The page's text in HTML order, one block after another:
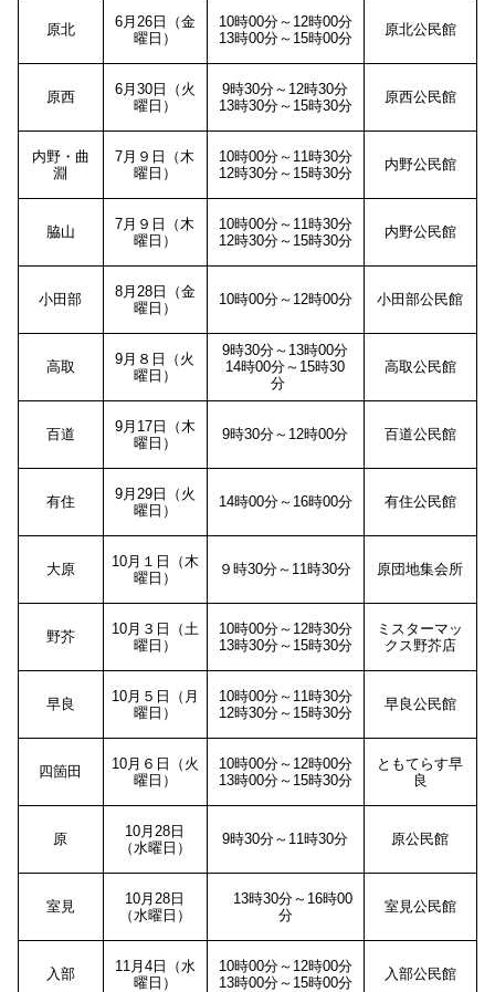
原北
6月26日（金
曜日）
10時00分～12時00分
13時00分～15時00分
原北公民館
原西
6月30日（火
曜日）
9時30分～12時30分
13時30分～15時30分
原西公民館
内野・曲
淵
7月９日（木
曜日）
10時00分～11時30分
12時30分～15時30分
内野公民館
脇山
7月９日（木
曜日）
10時00分～11時30分
12時30分～15時30分
内野公民館
小田部
8月28日（金
曜日）
10時00分～12時00分 小田部公民館
高取
9月８日（火
曜日）
9時30分～13時00分
14時00分～15時30
分
高取公民館
百道
9月17日（木
曜日）
9時30分～12時00分 百道公民館
有住
9月29日（火
曜日）
14時00分～16時00分 有住公民館
大原
10月１日（木
曜日）
９時30分～11時30分 原団地集会所
野芥
10月３日（土
曜日）
10時00分～12時30分
13時30分～15時30分
ミスターマッ
クス野芥店
早良
10月５日（月
曜日）
10時00分～11時30分
12時30分～15時30分
早良公民館
四箇田
10月６日（火
曜日）
10時00分～12時00分
13時00分～15時30分
ともてらす早
良
原
10月28日
（水曜日）
9時30分～11時30分 原公民館
室見
10月28日
（水曜日）
13時30分～16時00
分
室見公民館
入部
11月4日（水
曜日）
10時00分～12時00分
13時00分～15時00分
入部公民館